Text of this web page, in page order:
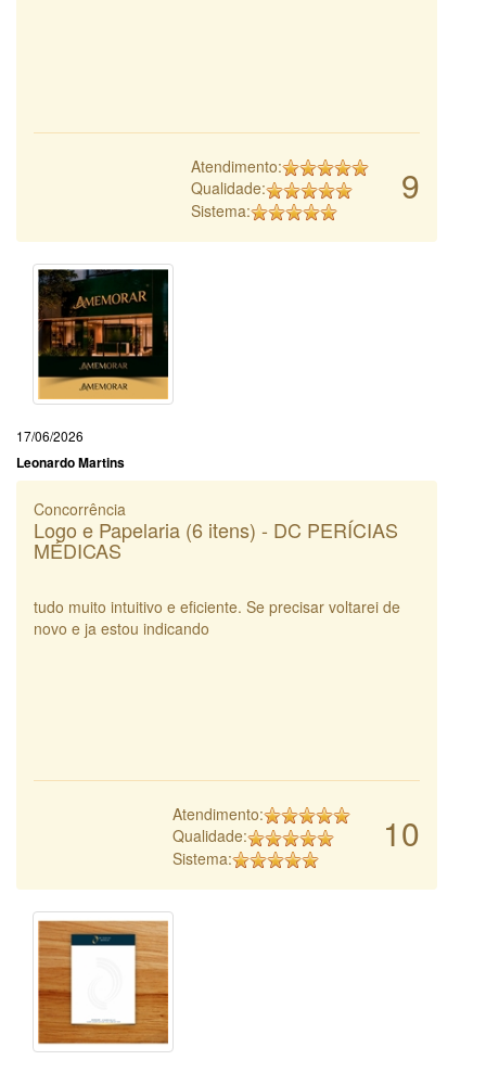
9
Atendimento:
Qualidade:
Sistema:
17/06/2026
Leonardo Martins
Concorrência
Logo e Papelaria (6 itens) - DC PERÍCIAS
MÉDICAS
tudo muito intuitivo e eficiente. Se precisar voltarei de
novo e ja estou indicando
10
Atendimento:
Qualidade:
Sistema: